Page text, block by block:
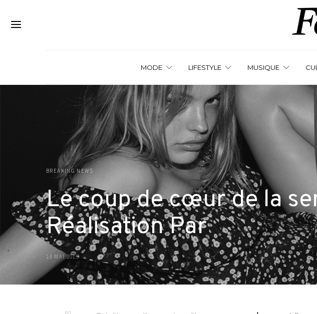
MODE LIFESTYLE MUSIQUE
BREAKING NEWS
Le coup de cœur de la
Réalisation Par
23 MAI 2019